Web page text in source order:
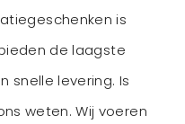
is
de laagste
snelle levering. Is
weten. Wij voeren